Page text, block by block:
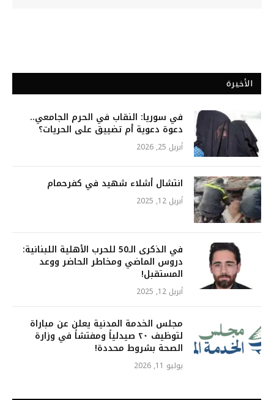
الأخيرة
في سوريا: النقاب في الحرم الجامعي..
دعوة دعوية أم تضييق على الحريات؟
أبريل 25, 2026
انتشال أشلاء شهيد في كفرحمام
أبريل 12, 2025
في الذكرى الـ50 للحرب الأهلية اللبنانية:
دروس الماضي ومخاطر الحاضر ووعد
المستقبل!
أبريل 12, 2025
مجلس الخدمة المدنية يعلن عن مباراة
لتوظيف ٢٠ صيدلياً ومفتشاً في وزارة
الصحة بشروط محددة!
يوليو 11, 2026